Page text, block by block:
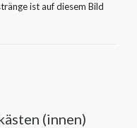
ist auf diesem Bild
(innen)